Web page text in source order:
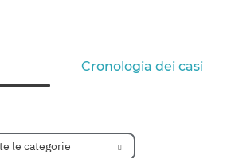
Cronologia dei casi
le categorie